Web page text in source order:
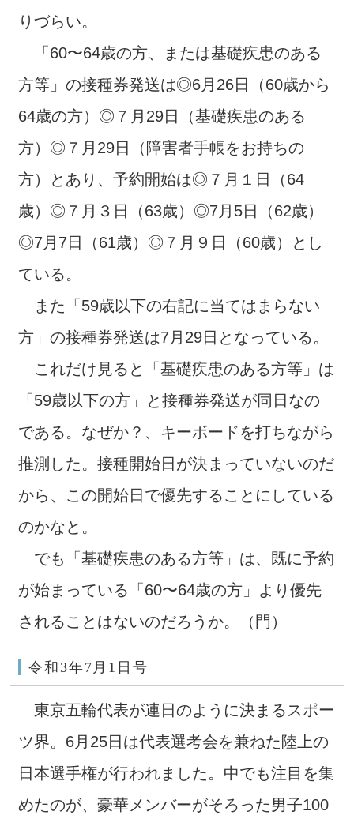
りづらい。
「60〜64歳の方、または基礎疾患のある
方等」の接種券発送は◎6月26日（60歳から
64歳の方）◎７月29日（基礎疾患のある
方）◎７月29日（障害者手帳をお持ちの
方）とあり、予約開始は◎７月１日（64
歳）◎７月３日（63歳）◎7月5日（62歳）
◎7月7日（61歳）◎７月９日（60歳）とし
ている。
また「59歳以下の右記に当てはまらない
方」の接種券発送は7月29日となっている。
これだけ見ると「基礎疾患のある方等」は
「59歳以下の方」と接種券発送が同日なの
である。なぜか？、キーボードを打ちながら
推測した。接種開始日が決まっていないのだ
から、この開始日で優先することにしている
のかなと。
でも「基礎疾患のある方等」は、既に予約
が始まっている「60〜64歳の方」より優先
されることはないのだろうか。（門）
令和3年7月1日号
東京五輪代表が連日のように決まるスポー
ツ界。6月25日は代表選考会を兼ねた陸上の
日本選手権が行われました。中でも注目を集
めたのが、豪華メンバーがそろった男子100